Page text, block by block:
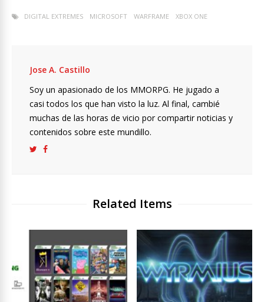
DIGITAL EXTREMES MICROSOFT WARFRAME XBOX ONE
Jose A. Castillo
Soy un apasionado de los MMORPG. He jugado a
casi todos los que han visto la luz. Al final, cambié
muchas de las horas de vicio por compartir noticias y
contenidos sobre este mundillo.
Related Items